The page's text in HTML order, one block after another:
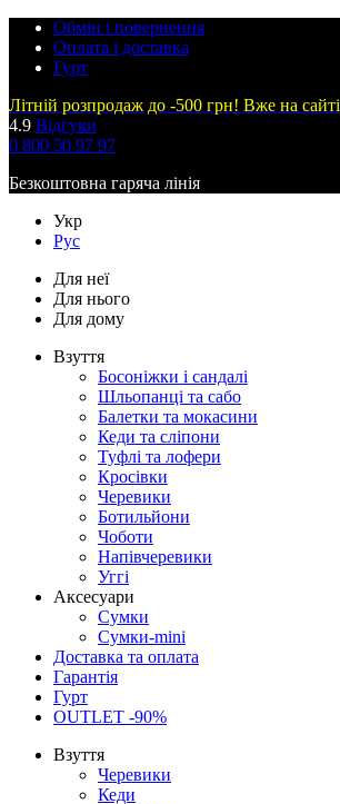
Обмін і повернення
Оплата і доставка
Гурт
Літній розпродаж до -500 грн! Вже на сайті
4.9 Відгуки
0 800 50 97 97
Безкоштовна гаряча лінія
Укр
Рус
Для неї
Для нього
Для дому
Взуття
Босоніжки і сандалі
Шльопанці та сабо
Балетки та мокасини
Кеди та сліпони
Туфлі та лофери
Кросівки
Черевики
Ботильйони
Чоботи
Напівчеревики
Уггі
Аксесуари
Сумки
Сумки-mini
Доставка та оплата
Гарантія
Гурт
OUTLET -90%
Взуття
Черевики
Кеди